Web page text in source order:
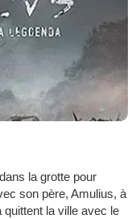
la grotte pour
son père, Amulius, à
la ville avec le